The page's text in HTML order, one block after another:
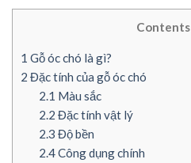
Contents
1 Gỗ óc chó là gì?
2 Đặc tính của gỗ óc chó
2.1 Màu sắc
2.2 Đặc tính vật lý
2.3 Độ bền
2.4Công dụng chính